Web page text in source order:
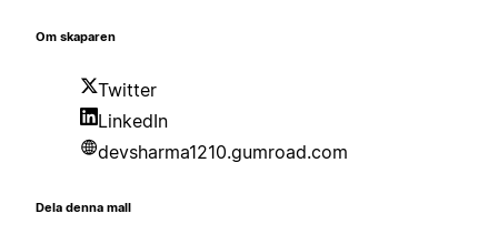
Om skaparen
Twitter
LinkedIn
devsharma1210.gumroad.com
Dela denna mall